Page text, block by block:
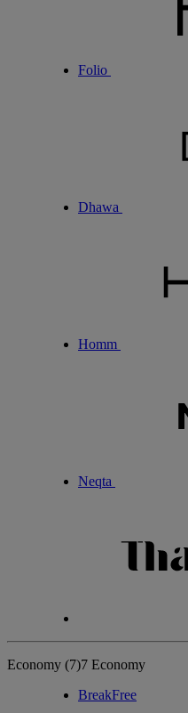
Folio
Dhawa
Homm
Neqta
Economy (7)7 Economy
BreakFree